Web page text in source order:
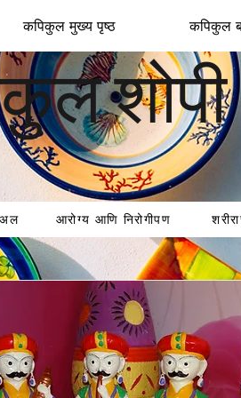
कपिकुल मुख्य पृष्ठ कपिकुल
शोपी
आरोग्य आणि निरोगीपण